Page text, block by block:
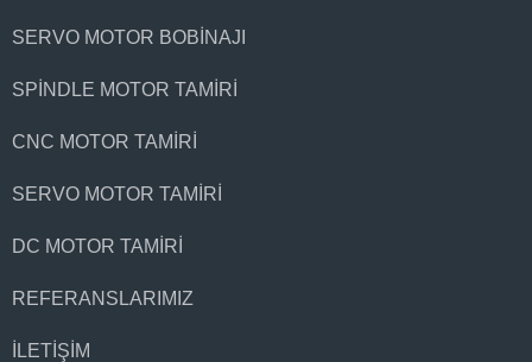
SERVO MOTOR BOBINAJI
SPINDLE MOTOR TAMIRI
CNC MOTOR TAMIRI
SERVO MOTOR TAMIRI
DC MOTOR TAMIRI
REFERANSLARIMIZ
İLETIŞIM